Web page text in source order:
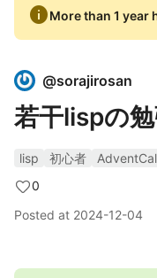
infoMore than 1 year
@sorajirosan
若干lispの
lisp 初心者
0
Posted at 2024-12-04